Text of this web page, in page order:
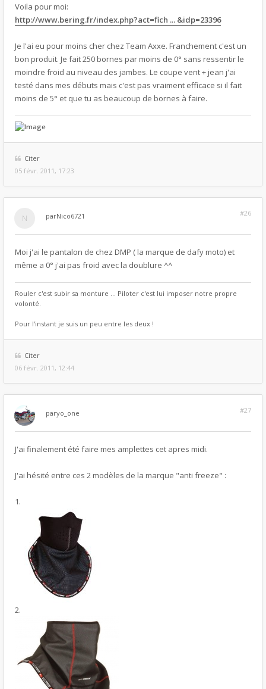
Voila pour moi:
http://www.bering.fr/index.php?act=fich ... &idp=23396
Je l'ai eu pour moins cher chez Team Axxe. Franchement c'est un
bon produit. Je fait 250 bornes par moins de 0° sans ressentir le
moindre froid au niveau des jambes. Le coupe vent + jean j'ai
testé dans mes débuts mais c'est pas vraiment efficace si il fait
moins de 5° et que tu as beaucoup de bornes à faire.
Citer
05 févr. 2011, 17:23
#26
parNico6721
Moi j'ai le pantalon de chez DMP ( la marque de dafy moto) et
même a 0° j'ai pas froid avec la doublure ^^
Rouler c'est subir sa monture ... Piloter c'est lui imposer notre propre
volonté.
Pour l'instant je suis un peu entre les deux !
Citer
06 févr. 2011, 12:44
#27
paryo_one
J'ai finalement été faire mes amplettes cet apres midi.
J'ai hésité entre ces 2 modèles de la marque "anti freeze" :
1.
2.